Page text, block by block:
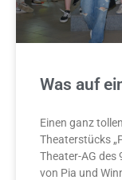
Was auf
Einen ganz
Theaterstücks
Theater-AG des
von Pia und